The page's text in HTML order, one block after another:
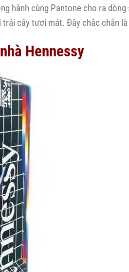
hành cùng Pantone cho ra
cây tươi mát. Đây chắc chắn
Hennessy